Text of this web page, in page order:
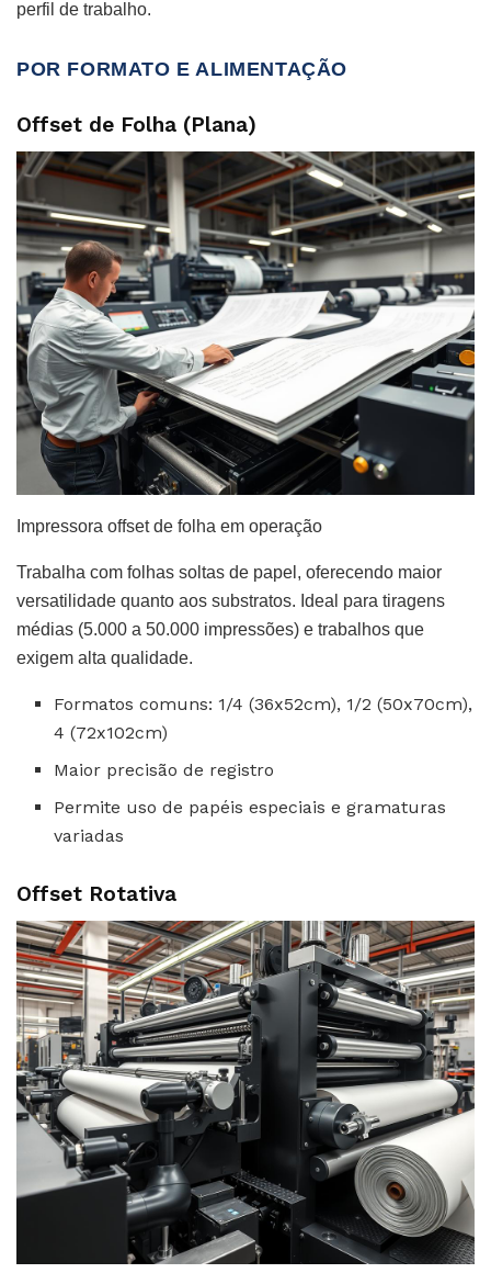
perfil de trabalho.
POR FORMATO E ALIMENTAÇÃO
Offset de Folha (Plana)
Impressora offset de folha em operação
Trabalha com folhas soltas de papel, oferecendo maior
versatilidade quanto aos substratos. Ideal para tiragens
médias (5.000 a 50.000 impressões) e trabalhos que
exigem alta qualidade.
Formatos comuns: 1/4 (36x52cm), 1/2 (50x70cm),
4 (72x102cm)
Maior precisão de registro
Permite uso de papéis especiais e gramaturas
variadas
Offset Rotativa